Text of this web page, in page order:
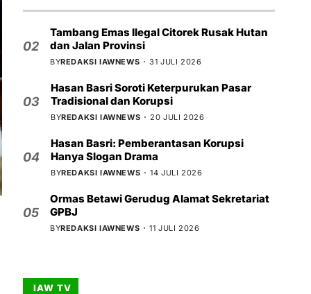
02
Tambang Emas Ilegal Citorek Rusak Hutan
dan Jalan Provinsi
BYREDAKSI IAWNEWS 31 JULI 2026
03
Hasan Basri Soroti Keterpurukan Pasar
Tradisional dan Korupsi
BYREDAKSI IAWNEWS 20 JULI 2026
04
Hasan Basri: Pemberantasan Korupsi
Hanya Slogan Drama
BYREDAKSI IAWNEWS 14 JULI 2026
05
Ormas Betawi Gerudug Alamat Sekretariat
GPBJ
BYREDAKSI IAWNEWS 11 JULI 2026
IAW TV